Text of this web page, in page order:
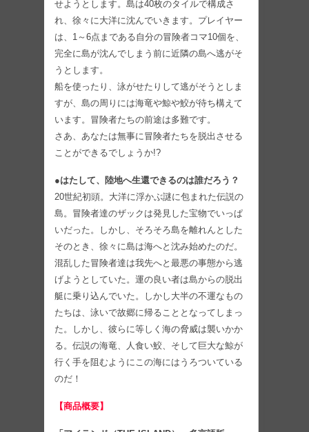
せようとします。島は40枚のタイルで構成さ
れ、徐々に大洋に沈んでいきます。プレイヤー
は、1～6点まである自分の冒険者コマ10個を、
完全に島が沈んでしまう前に近隣の島へ逃がそ
うとします。
船を使ったり、泳がせたりして逃がそうとしま
すが、島の周りには海竜や鯨や鮫が待ち構えて
います。冒険者たちの前途は多難です。
さあ、あなたは無事に冒険者たちを脱出させる
ことができるでしょうか!?
●はたして、陸地へ生還できるのは誰だろう？
20世紀初頭。大洋に浮かぶ謎に包まれた伝説の
島。冒険者達のザックは発見した宝物でいっぱ
いだった。しかし、そろそろ島を離れんとした
そのとき、徐々に島は海へと沈み始めたのだ。
混乱した冒険者達は我先へと最悪の事態から逃
げようとしていた。運の良い者は島からの脱出
艇に乗り込んでいた。しかし大半の不運なもの
たちは、泳いで故郷に帰ることとなってしまっ
た。しかし、彼らに等しく海の脅威は襲いかか
る。伝説の海竜、人食い鮫、そして巨大な鯨が
行く手を阻むようにこの海にはうろついている
のだ！
【商品概要】